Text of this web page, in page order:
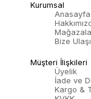
Kurumsal
Anasayfa
Bize
Müşteri İlişkileri
Üyelik
İade ve
Kargo &